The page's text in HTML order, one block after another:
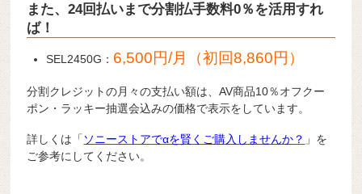
また、24回払いまで分割払手数料0％を活用すれ
ば！
SEL2450G： 6,500円/月（初回8,860円）
分割クレジットの月々の支払い額は、AV商品10％オフクー
ポン・ラッキー抽選会込みの価格で表示をしています。
詳しくは「 ソニーストアでαを賢くご購入しませんか？ 」を
ご参考にしてください。